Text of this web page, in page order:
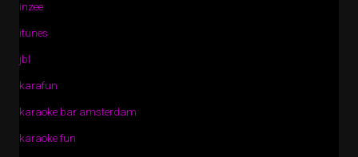
inzee
itunes
jbl
karafun
karaoke bar amsterdam
karaoke fun